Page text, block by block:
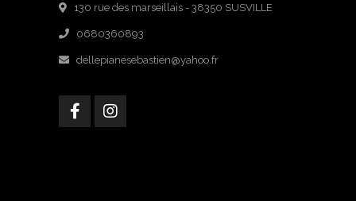
130 rue des marseillais - 38350 SUSVILLE
0680360893
dellepianesebastien@yahoo.fr